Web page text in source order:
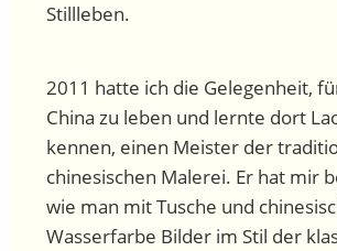
Stillleben.
2011 hatte ich die Gelegenheit,
China zu leben und lernte dort
kennen, einen Meister der
chinesischen Malerei. Er hat mir
wie man mit Tusche und
Wasserfarbe Bilder im Stil der